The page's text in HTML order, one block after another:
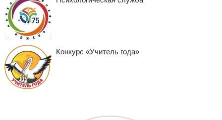
Конкурс «Учитель года»